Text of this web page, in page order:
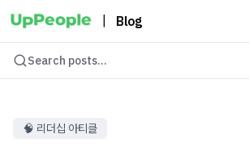
Blog
Search posts...
🧠 리더십 아티클